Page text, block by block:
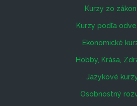
Kurzy zo
Kurzy podľa
Ekonomické
Hobby, Krása,
Jazykové
Osobnostný